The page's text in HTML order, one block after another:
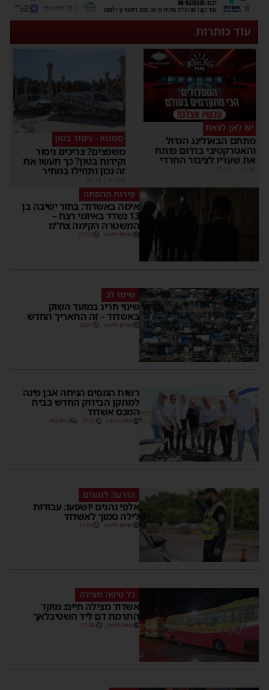
עוד כותרות
יש לאן לצאת
מתחם הבאולינג הגדול
והאטרקטיבי בדרום פותח
את שעריו לציבור החרדי
סמנטו - ניסור בטון
משפצים? צריכים ניסור
וקידוח בטון? כך תעשו את
זה נכון ותוזילו במחיר
פירות ההסתה
אימה באשדוד: בחור ישיבה בן
13 נשדד באיומי רצח –
המשטרה הקימה צח”מ
מנחם דויטש 22:32
שימו לב
שינוי חריג במועד השוק
באשדוד – זה התאריך החדש
מנחם דויטש 16:07
רשות המסים הניחה אבן פינה
למתקן הבידוק החדש בבית
המכס אשדוד
משה קאהן 15:37 2 תגובות
הודעה לנהגים
אלפי נהגים יושפעו: עבודות
לילה סמוך לאשדוד
מנחם דויטש 11:10
כל טיפה מצילה
אשדוד מצילה חיים: מוקד
התרמת דם ליד השטיבלאך
משה קאהן 11:05